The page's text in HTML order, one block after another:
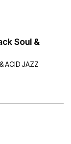
Soul &
ACID JAZZ